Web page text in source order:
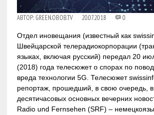
АВТОР: GREEN.OBOB.TV 20.07.2018 0
Отдел иновещания (известный как
Швейцарской телерадиокорпорации
языках, включая русский) передал 20
(2018) года телесюжет о спорах по
вреда технологии 5G. Телесюжет
репортаж, прошедший, в свою очередь,
десятичасовых основных вечерних
Radio und Fernsehen (SRF) –